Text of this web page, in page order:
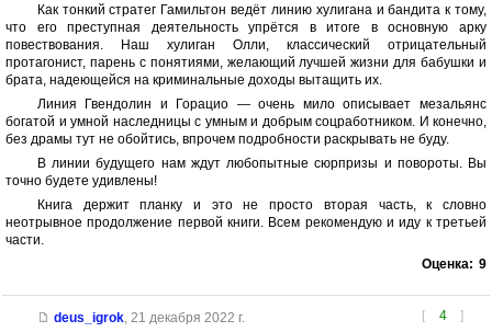
Как тонкий стратег Гамильтон ведёт линию хулигана и бандита к тому,
что его преступная деятельность упрётся в итоге в основную арку
повествования. Наш хулиган Олли, классический отрицательный
протагонист, парень с понятиями, желающий лучшей жизни для бабушки и
брата, надеющейся на криминальные доходы вытащить их.
Линия Гвендолин и Горацио — очень мило описывает мезальянс
богатой и умной наследницы с умным и добрым соцработником. И конечно,
без драмы тут не обойтись, впрочем подробности раскрывать не буду.
В линии будущего нам ждут любопытные сюрпризы и повороты. Вы
точно будете удивлены!
Книга держит планку и это не просто вторая часть, к словно
неотрывное продолжение первой книги. Всем рекомендую и иду к третьей
части.
Оценка: 9
[ 4 ]
deus_igrok, 21 декабря 2022 г.